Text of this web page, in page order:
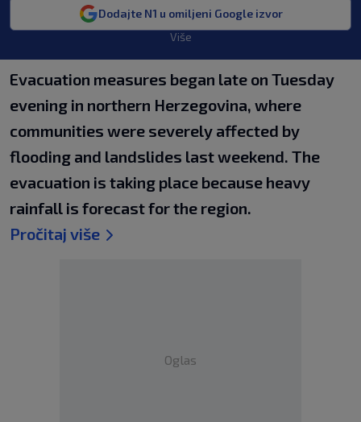
Dodajte N1 u omiljeni Google izvor
Više
Evacuation measures began late on Tuesday
evening in northern Herzegovina, where
communities were severely affected by
flooding and landslides last weekend. The
evacuation is taking place because heavy
rainfall is forecast for the region.
Pročitaj više
Oglas